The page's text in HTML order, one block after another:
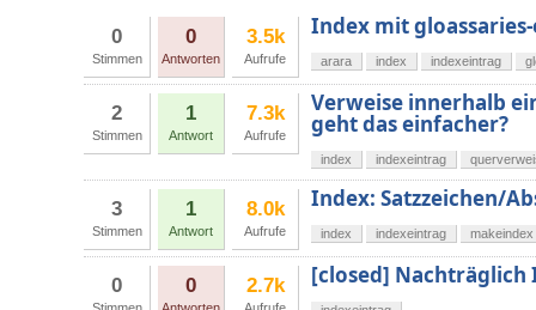
0
Stimmen
0
Antworten
3.5k
Aufrufe
Index mit
arara index indexeintrag
2
Stimmen
1
Antwort
7.3k
Aufrufe
Verweise innerhalb
geht das einfacher?
index indexeintrag
3
Stimmen
1
Antwort
8.0k
Aufrufe
Index: Satzzeichen/
index indexeintrag makeindex
0 0 2.7k [closed]